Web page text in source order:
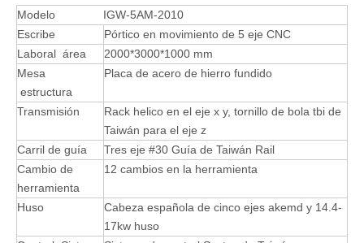
CNC 5 AXIS MOVIMIENTO Máquinas de pórtico: